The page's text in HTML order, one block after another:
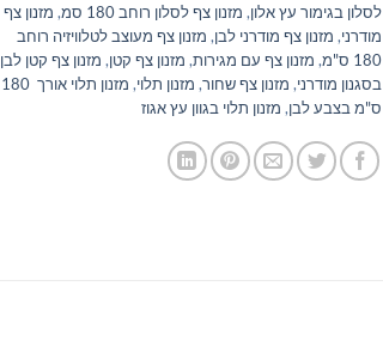
לסלון בגימור עץ אלון, מזנון צף לסלון רוחב 180 סמ , מזנון צף
מודרני, מזנון צף מודרני לבן, מזנון צף מעוצב לטלוויזיה רוחב
180 ס"מ
, מזנון צף עם מגירות, מזנון צף קטן, מזנון צף קטן לבן
בסגנון מודרני, מזנון צף שחור, מזנון תלוי,
מזנון תלוי אורך 180
ס"מ בצבע לבן, מזנון תלוי בגוון עץ אגוז